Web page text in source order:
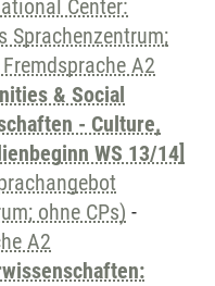
Center:
Sprachenzentrum;
A2
& Social
- Culture,
WS 13/14]
ohne CPs) -
A2